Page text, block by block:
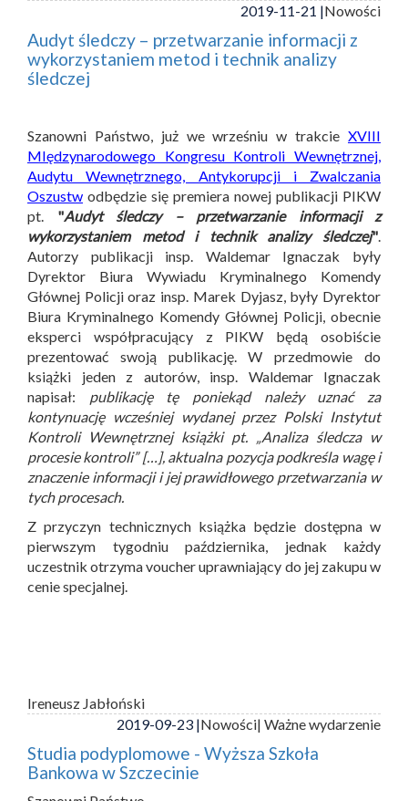
2019-11-21 |Nowości
Audyt śledczy – przetwarzanie informacji z
wykorzystaniem metod i technik analizy
śledczej
Szanowni Państwo, już we wrześniu w trakcie XVIII
MIędzynarodowego Kongresu Kontroli Wewnętrznej,
Audytu Wewnętrznego, Antykorupcji i Zwalczania
Oszustw odbędzie się premiera nowej publikacji PIKW
pt. "Audyt śledczy – przetwarzanie informacji z
wykorzystaniem metod i technik analizy śledczej".
Autorzy publikacji insp. Waldemar Ignaczak były
Dyrektor Biura Wywiadu Kryminalnego Komendy
Głównej Policji oraz insp. Marek Dyjasz, były Dyrektor
Biura Kryminalnego Komendy Głównej Policji, obecnie
eksperci współpracujący z PIKW będą osobiście
prezentować swoją publikację. W przedmowie do
książki jeden z autorów, insp. Waldemar Ignaczak
napisał: publikację tę poniekąd należy uznać za
kontynuację wcześniej wydanej przez Polski Instytut
Kontroli Wewnętrznej książki pt. „Analiza śledcza w
procesie kontroli” […], aktualna pozycja podkreśla wagę i
znaczenie informacji i jej prawidłowego przetwarzania w
tych procesach.
Z przyczyn technicznych książka będzie dostępna w
pierwszym tygodniu października, jednak każdy
uczestnik otrzyma voucher uprawniający do jej zakupu w
cenie specjalnej.
Ireneusz Jabłoński
2019-09-23 |Nowości| Ważne wydarzenie
Studia podyplomowe - Wyższa Szkoła
Bankowa w Szczecinie